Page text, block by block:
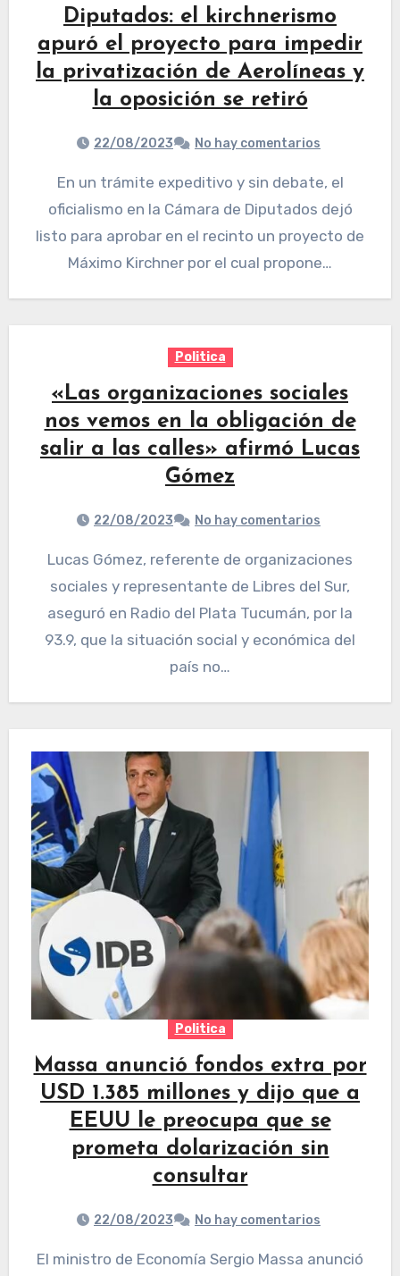
Diputados: el kirchnerismo
apuró el proyecto para impedir
la privatización de Aerolíneas y
la oposición se retiró
22/08/2023 No hay comentarios
En un trámite expeditivo y sin debate, el
oficialismo en la Cámara de Diputados dejó
listo para aprobar en el recinto un proyecto de
Máximo Kirchner por el cual propone…
Politica
«Las organizaciones sociales
nos vemos en la obligación de
salir a las calles» afirmó Lucas
Gómez
22/08/2023 No hay comentarios
Lucas Gómez, referente de organizaciones
sociales y representante de Libres del Sur,
aseguró en Radio del Plata Tucumán, por la
93.9, que la situación social y económica del
país no…
Politica
Massa anunció fondos extra por
USD 1.385 millones y dijo que a
EEUU le preocupa que se
prometa dolarización sin
consultar
22/08/2023 No hay comentarios
El ministro de Economía Sergio Massa anunció